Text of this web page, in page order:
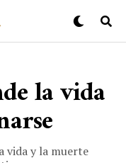
la vida
vida y la muerte